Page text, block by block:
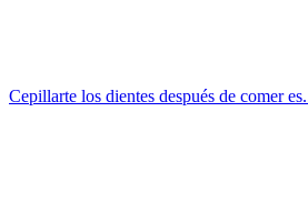
Cepillarte los dientes después de comer